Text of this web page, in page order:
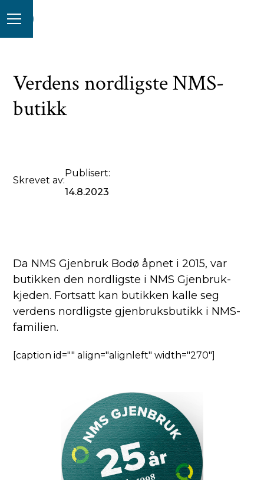
Verdens nordligste NMS-
butikk
Skrevet av:
Publisert:
14.8.2023
Da NMS Gjenbruk Bodø åpnet i 2015, var
butikken den nordligste i NMS Gjenbruk-
kjeden. Fortsatt kan butikken kalle seg
verdens nordligste gjenbruksbutikk i NMS-
familien.
[caption id="" align="alignleft" width="270"]